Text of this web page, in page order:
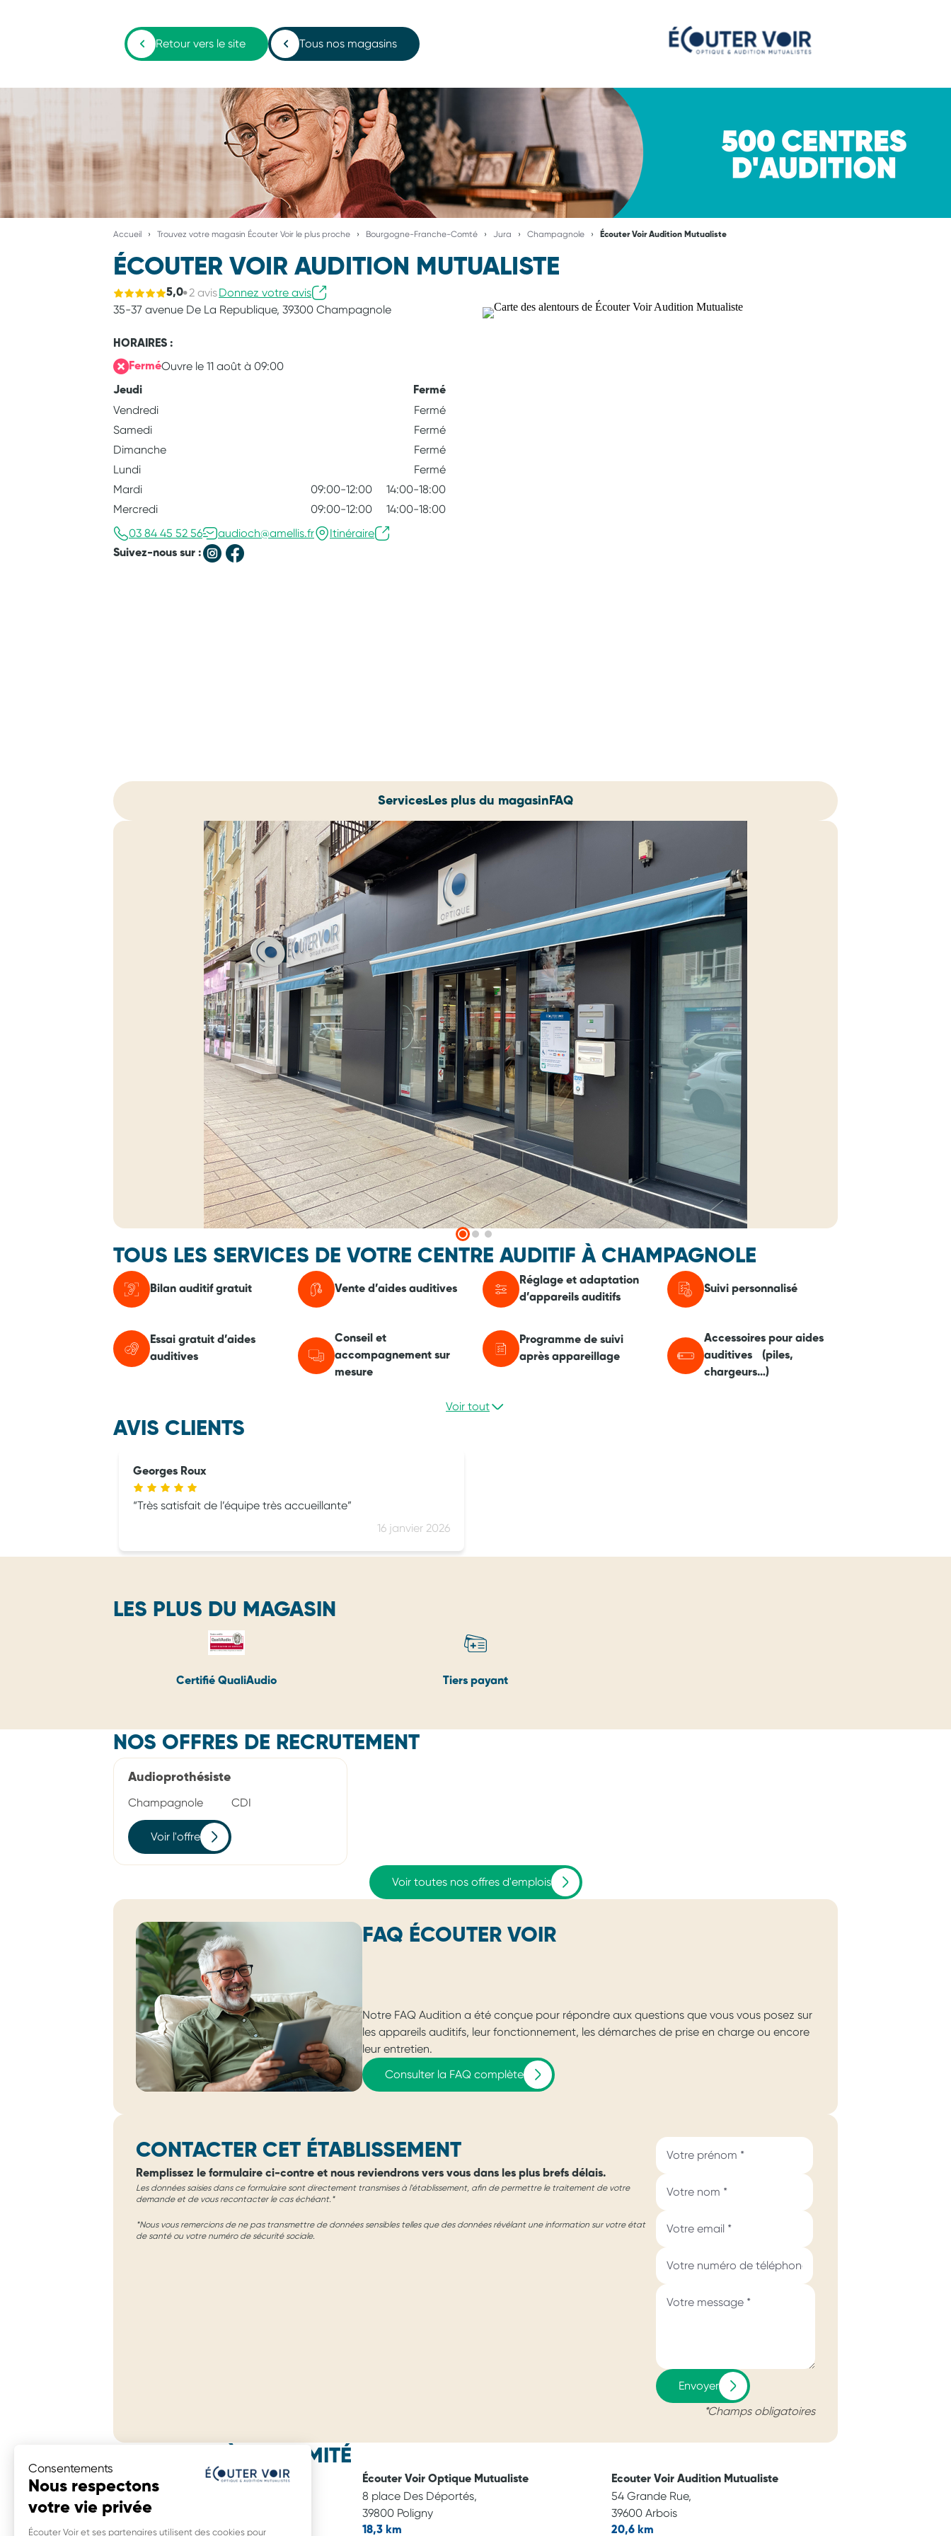
Consentements
Nous respectons
votre vie privée
Écouter Voir et ses partenaires utilisent des cookies pour
Retour vers le site Tous nos magasins
Accueil Trouvez votre magasin Écouter Voir le plus proche Bourgogne-Franche-Comté Jura Champagnole Écouter Voir Audition Mutualiste
ÉCOUTER VOIR AUDITION MUTUALISTE
5,0 2 avisDonnez votre avis
35-37 avenue De La Republique, 39300 Champagnole
HORAIRES :
FerméOuvre le 11 août à 09:00
Jeudi Fermé
Vendredi
Fermé
Samedi
Fermé
Dimanche
Fermé
Lundi
Fermé
Mardi
09:00-12:00
14:00-18:00
Mercredi
09:00-12:00
14:00-18:00
03 84 45 52 56
audioch@amellis.fr Itinéraire
Suivez-nous sur :
Services Les plus du magasin FAQ
TOUS LES SERVICES DE VOTRE CENTRE AUDITIF À CHAMPAGNOLE
Bilan auditif gratuit Vente d’aides auditives
Réglage et adaptation
d’appareils auditifs
Suivi personnalisé
Essai gratuit d’aides
auditives
Conseil et
accompagnement sur
mesure
Programme de suivi
après appareillage
Accessoires pour aides
auditives (piles,
chargeurs…)
Voir tout
AVIS CLIENTS
Georges Roux
16 janvier 2026
Très satisfait de l’équipe très accueillante
LES PLUS DU MAGASIN
Certifié QualiAudio Tiers payant
NOS OFFRES DE RECRUTEMENT
Audioprothésiste
Champagnole CDI
Voir l'offre
Voir toutes nos offres d'emplois
FAQ ÉCOUTER VOIR
Notre FAQ Audition a été conçue pour répondre aux questions que vous vous posez sur
les appareils auditifs, leur fonctionnement, les démarches de prise en charge ou encore
leur entretien.
Consulter la FAQ complète
CONTACTER CET ÉTABLISSEMENT
Remplissez le formulaire ci-contre et nous reviendrons vers vous dans les plus brefs délais.
Les données saisies dans ce formulaire sont directement transmises à l'établissement, afin de permettre le traitement de votre
demande et de vous recontacter le cas échéant.*
*Nous vous remercions de ne pas transmettre de données sensibles telles que des données révélant une information sur votre état
de santé ou votre numéro de sécurité sociale.
Envoyer
*Champs obligatoires
MAGASINS À PROXIMITÉ
Écouter Voir Optique Mutualiste
37 Avenue De La Republique,
39300 Champagnole
0,0 km
Écouter Voir Optique Mutualiste
8 place Des Déportés,
39800 Poligny
18,3 km
Ecouter Voir Audition Mutualiste
54 Grande Rue,
39600 Arbois
20,6 km